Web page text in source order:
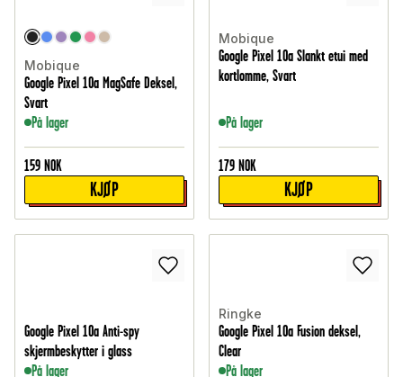
Mobique
Google Pixel 10a MagSafe Deksel,
Svart
På lager
159 NOK
KJØP
Mobique
Google Pixel 10a Slankt etui med
kortlomme, Svart
På lager
179 NOK
KJØP
Google Pixel 10a Anti-spy
skjermbeskytter i glass
På lager
Ringke
Google Pixel 10a Fusion deksel,
Clear
På lager